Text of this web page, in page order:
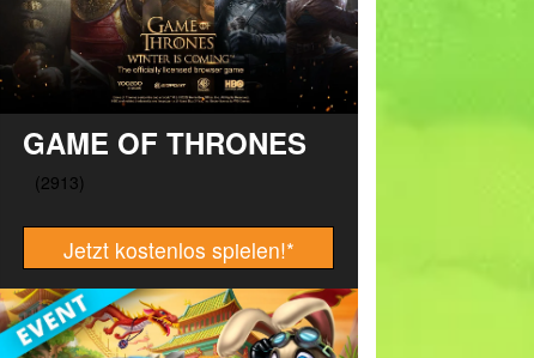
GAME OF THRONES
Jetzt kostenlos spielen!*